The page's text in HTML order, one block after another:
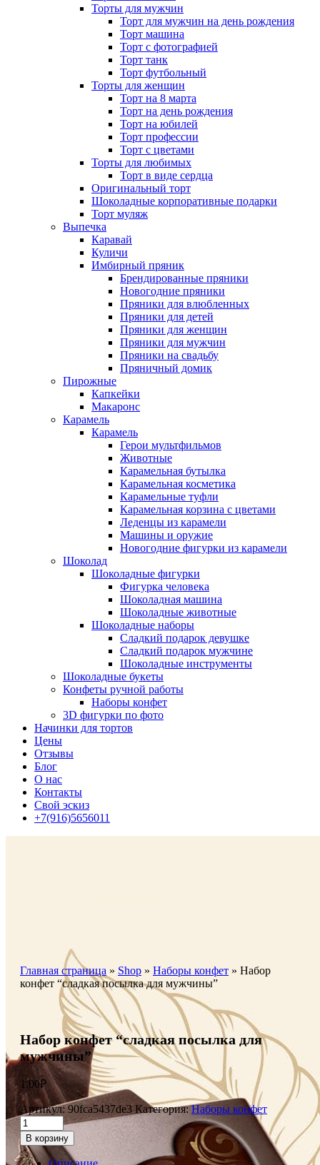
Торты для мужчин
Торт для мужчин на день рождения
Торт машина
Торт с фотографией
Торт танк
Торт футбольный
Торты для женщин
Торт на 8 марта
Торт на день рождения
Торт на юбилей
Торт профессии
Торт с цветами
Торты для любимых
Торт в виде сердца
Оригинальный торт
Шоколадные корпоративные подарки
Торт муляж
Выпечка
Каравай
Куличи
Имбирный пряник
Брендированные пряники
Новогодние пряники
Пряники для влюбленных
Пряники для детей
Пряники для женщин
Пряники для мужчин
Пряники на свадьбу
Пряничный домик
Пирожные
Капкейки
Макаронс
Карамель
Карамель
Герои мультфильмов
Животные
Карамельная бутылка
Карамельная косметика
Карамельные туфли
Карамельная корзина с цветами
Леденцы из карамели
Машины и оружие
Новогодние фигурки из карамели
Шоколад
Шоколадные фигурки
Фигурка человека
Шоколадная машина
Шоколадные животные
Шоколадные наборы
Сладкий подарок девушке
Сладкий подарок мужчине
Шоколадные инструменты
Шоколадные букеты
Конфеты ручной работы
Наборы конфет
3D фигурки по фото
Начинки для тортов
Цены
Отзывы
Блог
О нас
Контакты
Свой эскиз
+7(916)5656011
Главная страница » Shop » Наборы конфет » Набор
конфет “сладкая посылка для мужчины”
Набор конфет “сладкая посылка для
мужчины”
1.00₽
Артикул:90fca5437de3 Категория:Наборы конфет
В корзину